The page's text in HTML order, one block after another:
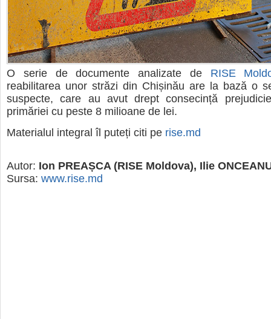
O serie de documente analizate de RISE
reabilitarea unor străzi din Chișinău are la bază o
suspecte, care au avut drept consecință
primăriei cu peste 8 milioane de lei.
Materialul integral îl puteți citi pe rise.md
Autor: Ion PREAȘCA (RISE Moldova), Ilie
Sursa: www.rise.md